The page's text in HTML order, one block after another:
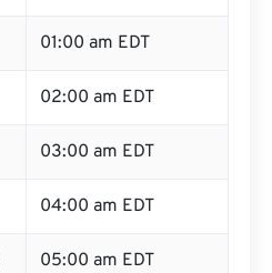
01:00 am EDT
02:00 am EDT
03:00 am EDT
04:00 am EDT
05:00 am EDT